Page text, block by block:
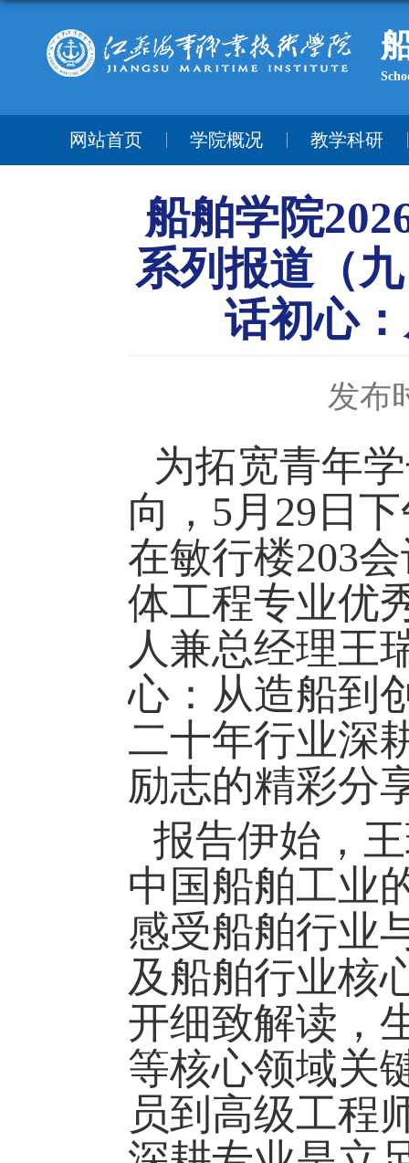
网站首页 学院概况 教学科研
船舶学院
系列报道（
话初心
发布
为拓宽青年
向，5月29日
在敏行楼203
体工程专业优
人兼总经理王
心：从造船到
二十年行业深
励志的精彩分
报告伊始，
中国船舶工业
感受船舶行业
及船舶行业核
开细致解读 ，
等核心领域关
员到高级工程